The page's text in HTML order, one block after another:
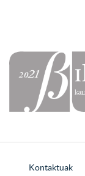
Kontaktuak